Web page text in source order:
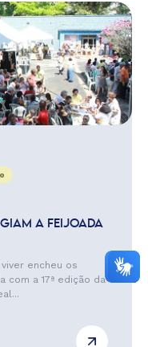
A FEIJOADA
encheu os
com a 17ª edição da